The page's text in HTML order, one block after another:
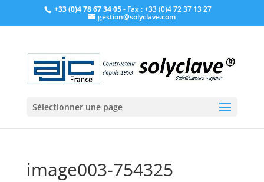
+33 (0)4 78 67 34 05- Fax : +33 (0)4 72 37 13 27
gestion@solyclave.com
Sélectionner une page
image003-754325